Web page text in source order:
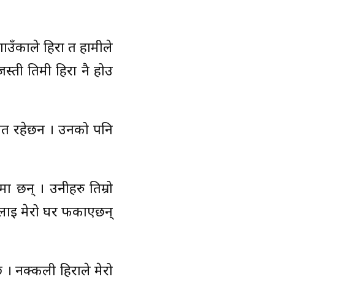
हिरा त हामीले
तिमी हिरा नै होउ
रहेछन । उनको पनि
छन् । उनीहरु तिम्रो
मेरो घर फर्काएछन्
नक्कली हिराले मेरो